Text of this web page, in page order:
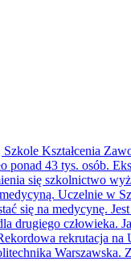
Kształcenia
ponad 43 tys. osób.
się szkolnictwo
Uczelnie w
się na medycynę.
drugiego człowieka.
rekrutacja